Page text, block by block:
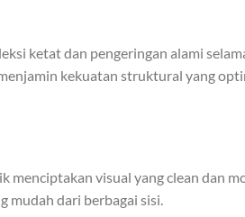
ketat dan pengeringan alami
kekuatan struktural yang
menciptakan visual yang clean dan
mudah dari berbagai sisi.